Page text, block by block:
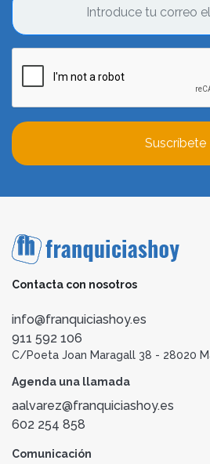
Suscríbete
Contacta con nosotros
info@franquiciashoy.es
911 592 106
C/Poeta Joan Maragall 38 - 28020
Agenda una llamada
aalvarez@franquiciashoy.es
602 254 858
Comunicación